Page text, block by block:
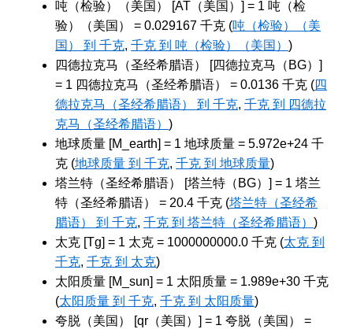
吨（检验）（美国） [AT（美国）] = 1 吨（检
验）（美国） = 0.029167 千克 (吨（检验）（美
国） 到 千克, 千克 到 吨（检验）（美国） )
四德拉克马（圣经希腊语） [四德拉克马（BG）]
= 1 四德拉克马（圣经希腊语） = 0.0136 千克 (四
德拉克马（圣经希腊语） 到 千克, 千克 到 四德拉
克马（圣经希腊语） )
地球质量 [M_earth] = 1 地球质量 = 5.972e+24 千
克 (地球质量 到 千克, 千克 到 地球质量)
塔兰特（圣经希腊语） [塔兰特（BG）] = 1 塔兰
特（圣经希腊语） = 20.4 千克 (塔兰特（圣经希
腊语） 到 千克, 千克 到 塔兰特（圣经希腊语） )
太克 [Tg] = 1 太克 = 1000000000.0 千克 (太克 到
千克, 千克 到 太克)
太阳质量 [M_sun] = 1 太阳质量 = 1.989e+30 千克
(太阳质量 到 千克, 千克 到 太阳质量)
夸脱（美国） [qr（美国）] = 1 夸脱（美国） =